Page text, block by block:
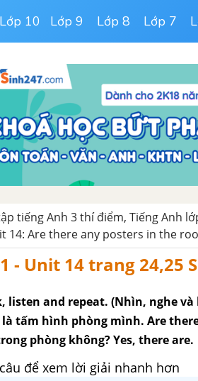
Lớp 10 Lớp 9 Lớp 8 Lớp 7
tiếng Anh 3 thí điểm, Tiếng Anh
14: Are there any posters in the
- Unit 14 trang 24,25
listen and repeat. (Nhìn, nghe
tấm hình phòng mình. Are
phòng không? Yes, there are.
để xem lời giải nhanh hơn